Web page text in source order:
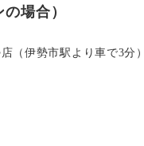
場合）
伊勢市駅より車で3分